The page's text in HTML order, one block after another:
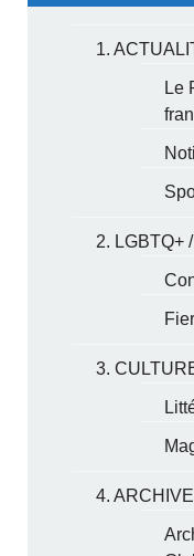
1.
Le
2. LGBTQ+
3.
4.